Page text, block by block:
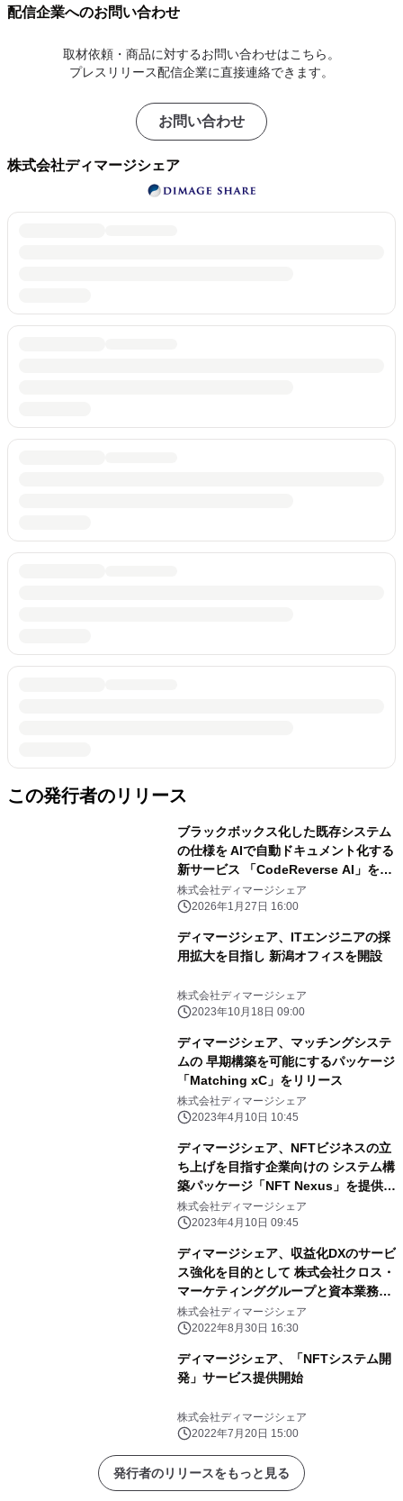
配信企業へのお問い合わせ
取材依頼・商品に対するお問い合わせはこちら。
プレスリリース配信企業に直接連絡できます。
お問い合わせ
株式会社ディマージシェア
この発行者のリリース
ブラックボックス化した既存システム
の仕様を AIで自動ドキュメント化する
新サービス 「CodeReverse AI」を提
供開始
株式会社ディマージシェア
2026年1月27日 16:00
ディマージシェア、ITエンジニアの採
用拡大を目指し 新潟オフィスを開設
株式会社ディマージシェア
2023年10月18日 09:00
ディマージシェア、マッチングシステ
ムの 早期構築を可能にするパッケージ
「Matching xC」をリリース
株式会社ディマージシェア
2023年4月10日 10:45
ディマージシェア、NFTビジネスの立
ち上げを目指す企業向けの システム構
築パッケージ「NFT Nexus」を提供開
始
株式会社ディマージシェア
2023年4月10日 09:45
ディマージシェア、収益化DXのサービ
ス強化を目的として 株式会社クロス・
マーケティンググループと資本業務提
携
株式会社ディマージシェア
2022年8月30日 16:30
ディマージシェア、「NFTシステム開
発」サービス提供開始
株式会社ディマージシェア
2022年7月20日 15:00
発行者のリリースをもっと見る